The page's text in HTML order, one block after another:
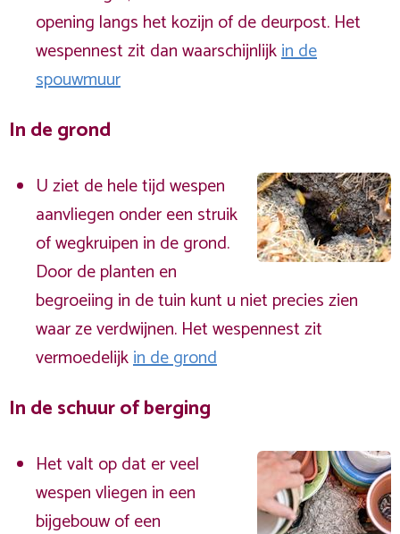
opening langs het kozijn of de deurpost. Het
wespennest zit dan waarschijnlijkin de
spouwmuur
In de grond
U ziet de hele tijd wespen
aanvliegen onder een struik
of wegkruipen in de grond.
Door de planten en
begroeiing in de tuin kunt u niet precies zien
waar ze verdwijnen. Het wespennest zit
vermoedelijkin de grond
In de schuur of berging
Het valt op dat er veel
wespen vliegen in een
bijgebouw of een